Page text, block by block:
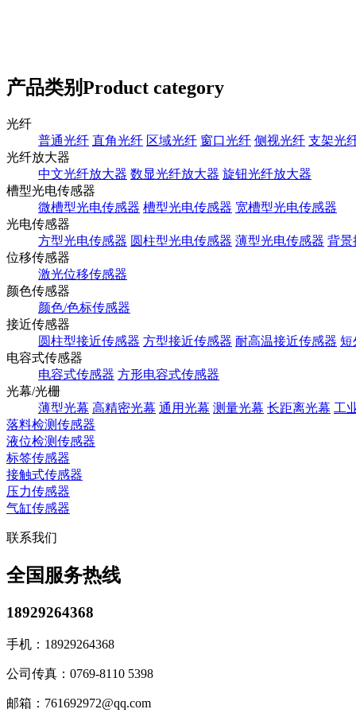
产品类别Product category
光纤
普通光纤 直角光纤 区域光纤 窗口光纤 侧视光纤 支架光
光纤放大器
中文光纤放大器 数显光纤放大器 旋钮光纤放大器
槽型光电传感器
微槽型光电传感器 槽型光电传感器 宽槽型光电传感器
光电传感器
方型光电传感器 圆柱型光电传感器 薄型光电传感器 背景
位移传感器
激光位移传感器
颜色传感器
颜色/色标传感器
接近传感器
圆柱型接近传感器 方型接近传感器 耐高温接近传感器 短
电容式传感器
电容式传感器 方形电容式传感器
光幕/光栅
薄型光幕 高精密光幕 通用光幕 测量光幕 长距离光幕 工
落料检测传感器
液位检测传感器
标签传感器
接触式传感器
压力传感器
气缸传感器
联系我们
全国服务热线
18929264368
手机： 18929264368
公司传真： 0769-8110 5398
邮箱： 761692972@qq.com